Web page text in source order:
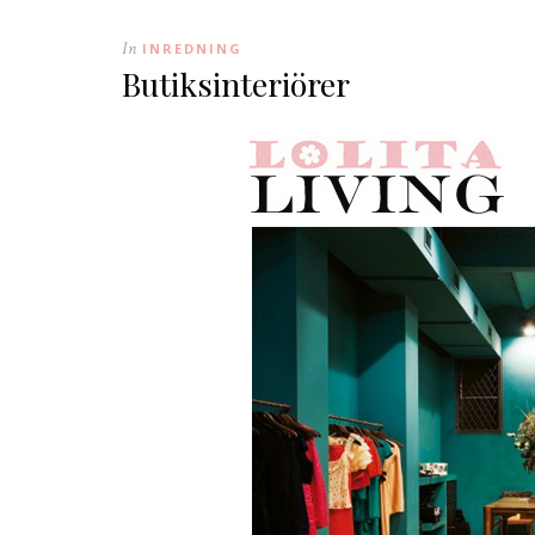
In INREDNING
Butiksinteriörer